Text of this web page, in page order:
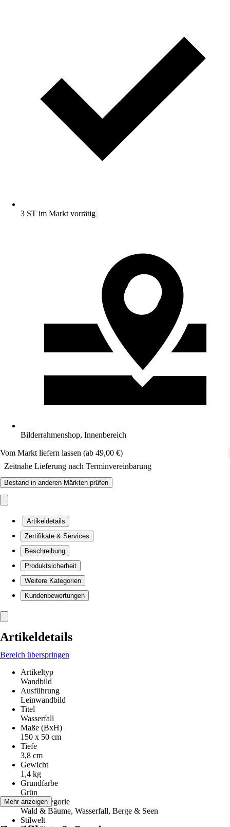
3 ST im Markt vorrätig
Bilderrahmenshop, Innenbereich
Vom Markt liefern lassen (ab 49,00 €)
Zeitnahe Lieferung nach Terminvereinbarung
Bestand in anderen Märkten prüfen
Artikeldetails
Zertifikate & Services
Beschreibung
Produktsicherheit
Weitere Kategorien
Kundenbewertungen
Artikeldetails
Bereich überspringen
Artikeltyp
Wandbild
Ausführung
Leinwandbild
Titel
Wasserfall
Maße (BxH)
150 x 50 cm
Tiefe
3,8 cm
Gewicht
1,4 kg
Grundfarbe
Grün
Motivkategorie
Wald & Bäume, Wasserfall, Berge & Seen
Stilwelt
Mehr anzeigen